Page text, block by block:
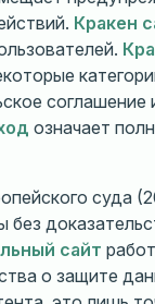
Кракен
соглашение
означает
суда
сайт
о защите